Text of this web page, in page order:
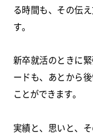
る時間も、その伝
す。
新卒就活のときに
ードも、あとから
ことができます。
実績と、思いと、